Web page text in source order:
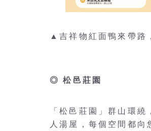
▲吉祥物紅面鴨來帶路
◎ 松邑莊園
「松邑莊園」群山環
人湯屋，每個空間都